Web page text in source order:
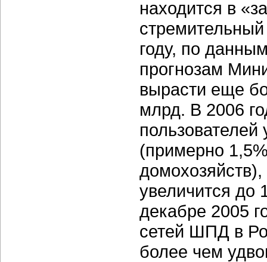
находится в
году, по
прогнозам
вырасти еще
млрд. В 2006
(примерно
увеличится до
декабре 2005
сетей ШПД в
более чем